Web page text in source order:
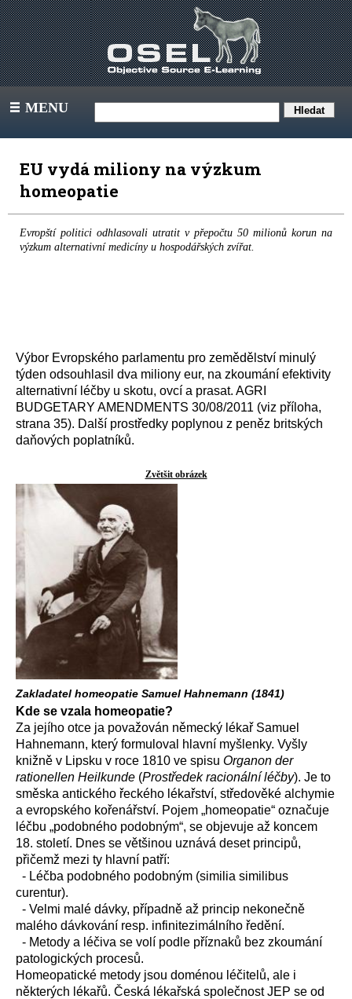
III MENU
EU vydá miliony na výzkum
homeopatie
Evropští politici odhlasovali utratit v přepočtu 50 milionů korun na
výzkum alternativní medicíny u hospodářských zvířat.
Výbor Evropského parlamentu pro zemědělství minulý
týden odsouhlasil dva miliony eur, na zkoumání efektivity
alternativní léčby u skotu, ovcí a prasat. AGRI
BUDGETARY AMENDMENTS 30/08/2011 (viz příloha,
strana 35). Další prostředky poplynou z peněz britských
daňových poplatníků.
Zvětšit obrázek
Zakladatel homeopatie Samuel Hahnemann (1841)
Kde se vzala homeopatie?
Za jejího otce ja považován německý lékař Samuel
Hahnemann, který formuloval hlavní myšlenky. Vyšly
knižně v Lipsku v roce 1810 ve spisu Organon der
rationellen Heilkunde (Prostředek racionální léčby). Je to
směska antického řeckého lékařství, středověké alchymie
a evropského kořenářství. Pojem „homeopatie“ označuje
léčbu „podobného podobným“, se objevuje až koncem
18. století. Dnes se většinou uznává deset principů,
přičemž mezi ty hlavní patří:
- Léčba podobného podobným (similia similibus
curentur).
- Velmi malé dávky, případně až princip nekonečně
malého dávkování resp. infinitezimálního ředění.
- Metody a léčiva se volí podle příznaků bez zkoumání
patologických procesů.
Homeopatické metody jsou doménou léčitelů, ale i
některých lékařů. Česká lékařská společnost JEP se od